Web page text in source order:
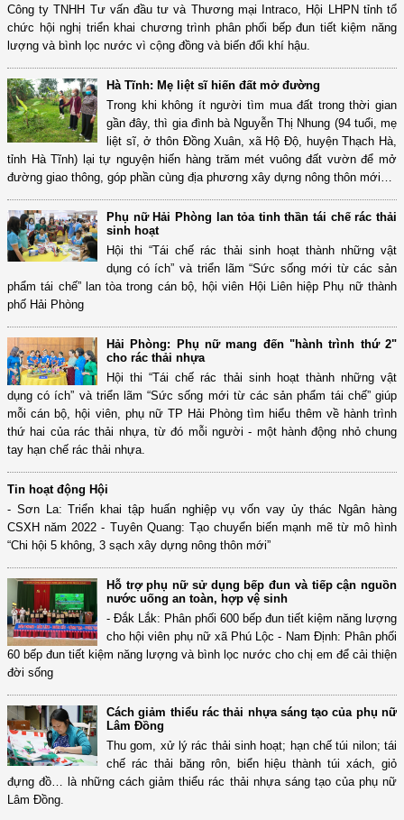
Công ty TNHH Tư vấn đầu tư và Thương mại Intraco, Hội LHPN tỉnh tổ
chức hội nghị triển khai chương trình phân phối bếp đun tiết kiệm năng
lượng và bình lọc nước vì cộng đồng và biến đổi khí hậu.
Hà Tĩnh: Mẹ liệt sĩ hiến đất mở đường
Trong khi không ít người tìm mua đất trong thời gian
gần đây, thì gia đình bà Nguyễn Thị Nhung (94 tuổi, mẹ
liệt sĩ, ở thôn Đồng Xuân, xã Hộ Độ, huyện Thạch Hà,
tỉnh Hà Tĩnh) lại tự nguyện hiến hàng trăm mét vuông đất vườn để mở
đường giao thông, góp phần cùng địa phương xây dựng nông thôn mới…
Phụ nữ Hải Phòng lan tỏa tinh thần tái chế rác thải
sinh hoạt
Hội thi “Tái chế rác thải sinh hoạt thành những vật
dụng có ích” và triển lãm “Sức sống mới từ các sản
phẩm tái chế” lan tòa trong cán bộ, hội viên Hội Liên hiệp Phụ nữ thành
phố Hải Phòng
Hải Phòng: Phụ nữ mang đến "hành trình thứ 2"
cho rác thải nhựa
Hội thi “Tái chế rác thải sinh hoạt thành những vật
dụng có ích” và triển lãm “Sức sống mới từ các sản phẩm tái chế” giúp
mỗi cán bộ, hội viên, phụ nữ TP Hải Phòng tìm hiểu thêm về hành trình
thứ hai của rác thải nhựa, từ đó mỗi người - một hành động nhỏ chung
tay hạn chế rác thải nhựa.
Tin hoạt động Hội
- Sơn La: Triển khai tập huấn nghiệp vụ vốn vay ủy thác Ngân hàng
CSXH năm 2022 - Tuyên Quang: Tạo chuyển biến mạnh mẽ từ mô hình
“Chi hội 5 không, 3 sạch xây dựng nông thôn mới”
Hỗ trợ phụ nữ sử dụng bếp đun và tiếp cận nguồn
nước uống an toàn, hợp vệ sinh
- Đắk Lắk: Phân phối 600 bếp đun tiết kiệm năng lượng
cho hội viên phụ nữ xã Phú Lộc - Nam Định: Phân phối
60 bếp đun tiết kiệm năng lượng và bình lọc nước cho chị em để cải thiện
đời sống
Cách giảm thiểu rác thải nhựa sáng tạo của phụ nữ
Lâm Đồng
Thu gom, xử lý rác thải sinh hoạt; hạn chế túi nilon; tái
chế rác thải băng rôn, biển hiệu thành túi xách, giỏ
đựng đồ… là những cách giảm thiểu rác thải nhựa sáng tạo của phụ nữ
Lâm Đồng.